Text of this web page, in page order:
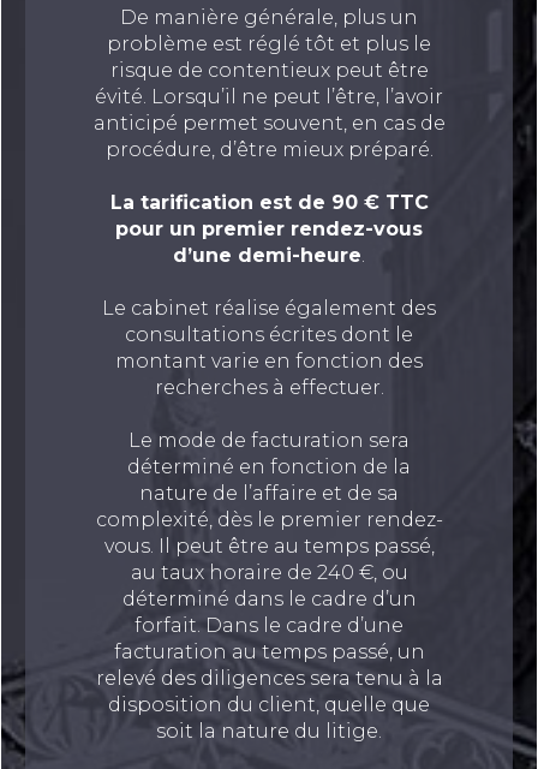
De manière générale, plus un
problème est réglé tôt et plus le
risque de contentieux peut être
évité. Lorsqu’il ne peut l’être, l’avoir
anticipé permet souvent, en cas de
procédure, d’être mieux préparé.
La tarification est de 90 € TTC
pour un premier rendez-vous
d’une demi-heure.
Le cabinet réalise également des
consultations écrites dont le
montant varie en fonction des
recherches à effectuer.
Le mode de facturation sera
déterminé en fonction de la
nature de l’affaire et de sa
complexité, dès le premier rendez-
vous. Il peut être au temps passé,
au taux horaire de 240 €, ou
déterminé dans le cadre d’un
forfait. Dans le cadre d’une
facturation au temps passé, un
relevé des diligences sera tenu à la
disposition du client, quelle que
soit la nature du litige.